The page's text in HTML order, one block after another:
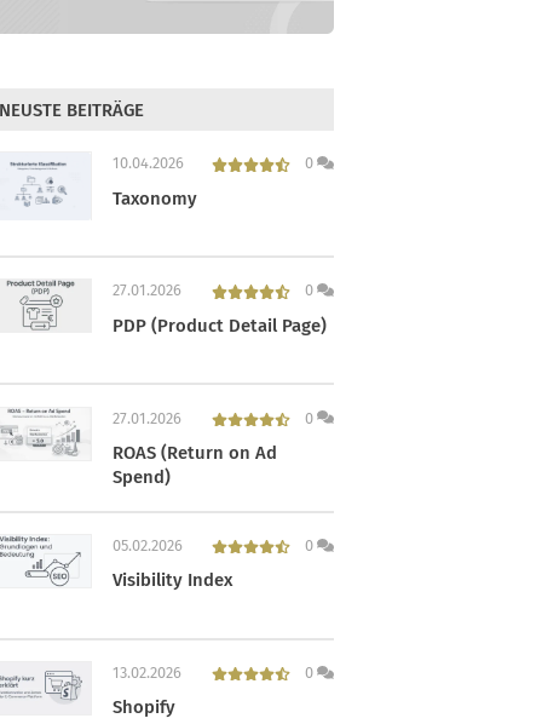
NEUSTE BEITRÄGE
10.04.2026 0
Taxonomy
27.01.2026 0
PDP (Product Detail Page)
27.01.2026 0
ROAS (Return on Ad
Spend)
05.02.2026 0
Visibility Index
13.02.2026 0
Shopify